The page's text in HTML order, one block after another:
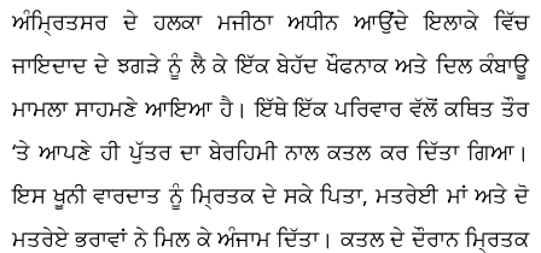
ਅੰਮ੍ਰਿਤਸਰ ਦੇ ਹਲਕਾ ਮਜੀਠਾ ਅਧੀਨ ਆਉਂਦੇ ਇਲਾਕੇ ਵਿੱਚ
ਜਾਇਦਾਦ ਦੇ ਝਗੜੇ ਨੂੰ ਲੈ ਕੇ ਇੱਕ ਬੇਹੱਦ ਖੌਫਨਾਕ ਅਤੇ ਦਿਲ ਕੰਬਾਊ
ਮਾਮਲਾ ਸਾਹਮਣੇ ਆਇਆ ਹੈ। ਇੱਥੇ ਇੱਕ ਪਰਿਵਾਰ ਵੱਲੋਂ ਕਥਿਤ ਤੌਰ
‘ਤੇ ਆਪਣੇ ਹੀ ਪੁੱਤਰ ਦਾ ਬੇਰਹਿਮੀ ਨਾਲ ਕਤਲ ਕਰ ਦਿੱਤਾ ਗਿਆ।
ਇਸ ਖੂਨੀ ਵਾਰਦਾਤ ਨੂੰ ਮ੍ਰਿਤਕ ਦੇ ਸਕੇ ਪਿਤਾ, ਮਤਰੇਈ ਮਾਂ ਅਤੇ ਦੋ
ਮਤਰੇਏ ਭਰਾਵਾਂ ਨੇ ਮਿਲ ਕੇ ਅੰਜਾਮ ਦਿੱਤਾ। ਕਤਲ ਦੇ ਦੌਰਾਨ ਮ੍ਰਿਤਕ